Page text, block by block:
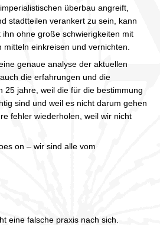
überbau angreift,
stadtteilen verankert zu sein, kann
ohne große schwierigkeiten mit
einkreisen und vernichten.
genaue analyse der aktuellen
die erfahrungen und die
25 jahre, weil die für die bestimmung
sind und weil es nicht darum gehen
fehler wiederholen, weil wir nicht
on – wir sind alle vom
eine falsche praxis nach sich.